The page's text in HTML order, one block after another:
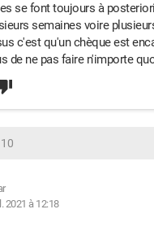
se font toujours à
semaines voire
c'est qu'un chèque est
de ne pas faire n'importe
2021 à 12:18